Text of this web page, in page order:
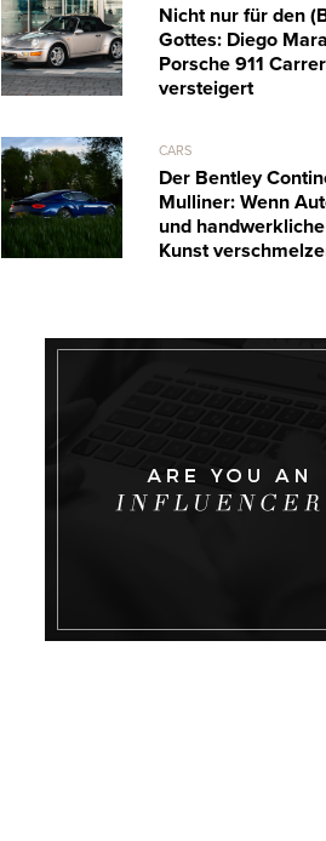
Nicht nur für den
Gottes: Diego
Porsche 911
versteigert
CARS
Der Bentley
Mulliner: Wenn
und
Kunst